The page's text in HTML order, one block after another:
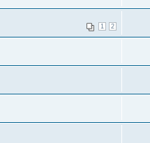
1 2